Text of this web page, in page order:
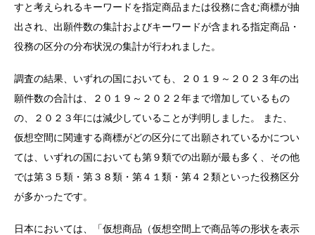
すと考えられるキーワードを指定商品または役務に含む商標が抽
出され、出願件数の集計およびキーワードが含まれる指定商品・
役務の区分の分布状況の集計が行われました。
調査の結果、いずれの国においても、２０１９～２０２３年の出
願件数の合計は、２０１９～２０２２年まで増加しているもの
の、２０２３年には減少していることが判明しました。 また、
仮想空間に関連する商標がどの区分にて出願されているかについ
ては、いずれの国においても第９類での出願が最も多く、その他
では第３５類・第３８類・第４１類・第４２類といった役務区分
が多かったです。
日本においては、「仮想商品（仮想空間上で商品等の形状を表示